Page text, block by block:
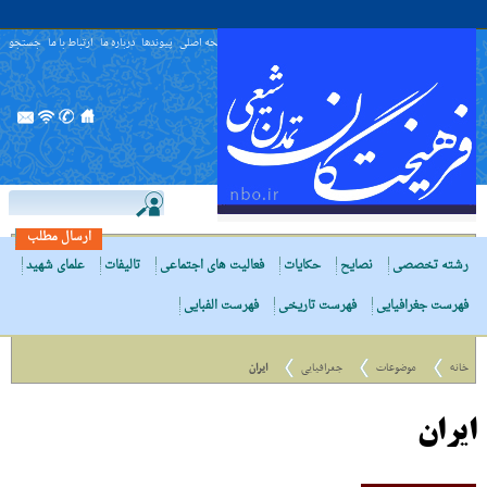
صفحه اصلی پیوندها درباره ما ارتباط با ما جستجو
ارسال مطلب
رشته تخصصی
نصایح حکایات فعالیت های اجتماعی تالیفات
علمای شهید
فهرست جغرافیایی
فهرست تاریخی فهرست الفبایی
خانه موضوعات جغرافیایی ایران
ایران